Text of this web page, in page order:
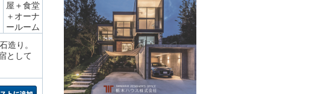
屋＋食堂
＋オーナ
ールーム
造り。
として